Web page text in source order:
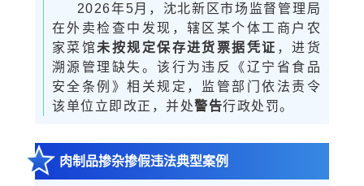
2026年5月，沈北新区市场监督管理局
在外卖检查中发现，辖区某个体工商户农
家菜馆 未按规定保存进货票据凭证 ，进货
溯源管理缺失。该行为违反《辽宁省食品
安全条例》相关规定，监管部门依法责令
该单位立即改正，并处警告行政处罚。
肉制品掺杂掺假违法典型案例